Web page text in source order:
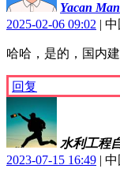
Yacan Man
2025-02-06 09:02 中
哈哈，是的，国内
回复
水利工程
2023-07-15 16:49
中